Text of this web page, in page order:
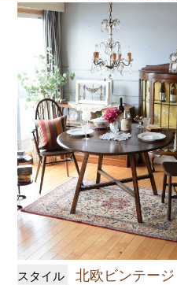
スタイル
北欧ビンテージ